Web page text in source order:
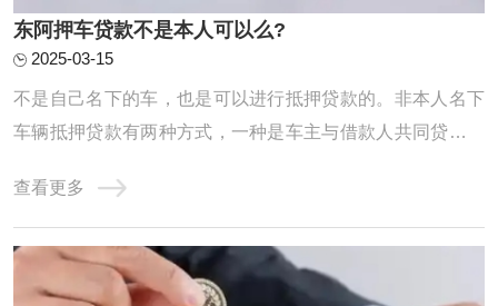
东阿押车贷款不是本人可以么?
2025-03-15
不是自己名下的车，也是可以进行抵押贷款的。非本人名下
车辆抵押贷款有两种方式，一种是车主与借款人共同贷款，
资人作为借款人，车主无需到场办理相关手续。不过，由于
不清楚抵押车辆是否在征得车主的同意下进行，所以贷款机
构会通过提高利息的方式，弥补经营风险。正 ...
查看更多